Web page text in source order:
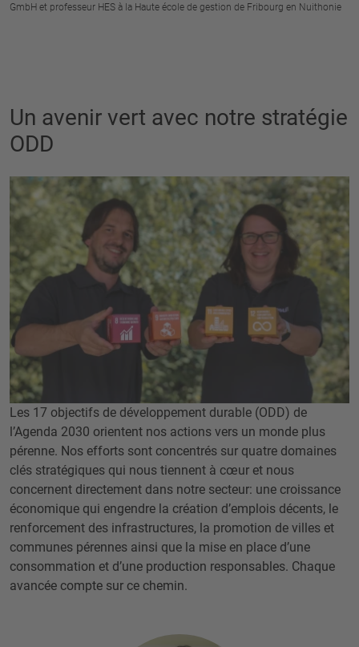
GmbH et professeur HES à la Haute école de gestion de Fribourg en Nuithonie
Un avenir vert avec notre stratégie
ODD
Les 17 objectifs de développement durable (ODD) de
l’Agenda 2030 orientent nos actions vers un monde plus
pérenne. Nos efforts sont concentrés sur quatre domaines
clés stratégiques qui nous tiennent à cœur et nous
concernent directement dans notre secteur: une croissance
économique qui engendre la création d’emplois décents, le
renforcement des infrastructures, la promotion de villes et
communes pérennes ainsi que la mise en place d’une
consommation et d’une production responsables. Chaque
avancée compte sur ce chemin.